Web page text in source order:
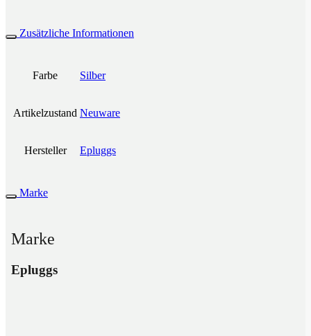
Zusätzliche Informationen
Farbe Silber
Artikelzustand Neuware
Hersteller Epluggs
Marke
Marke
Epluggs